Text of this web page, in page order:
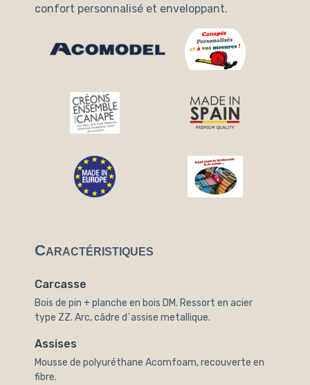
confort personnalisé et enveloppant.
Caractéristiques
Carcasse
Bois de pin + planche en bois DM. Ressort en acier
type ZZ. Arc, câdre d´assise metallique.
Assises
Mousse de polyuréthane Acomfoam, recouverte en
fibre.